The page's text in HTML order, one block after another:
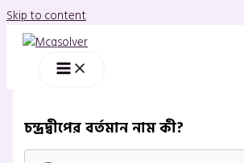
Skip to content
চন্দ্রদ্বীপের বর্তমান নাম কী?